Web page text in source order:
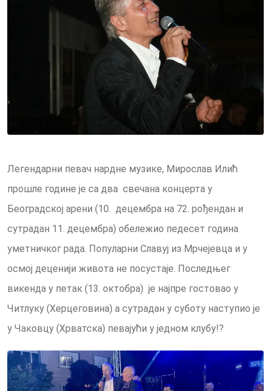
Легендарни певач нардне музике, Мирослав Илић
прошле године је са два свечана концерта у
Београдској арени (10. децембра на 72. рођендан и
сутрадан 11. децембра) обележио педесет година
уметничког рада. Популарни Славуј из Мрчејевца и у
осмој деценији живота не посустаје. Последњег
викенда у петак (13. октобра) је најпре гостовао у
Читлуку (Херцеговина) а сутрадан у суботу наступио је
у Чаковцу (Хрватска) певајући у једном клубу!?